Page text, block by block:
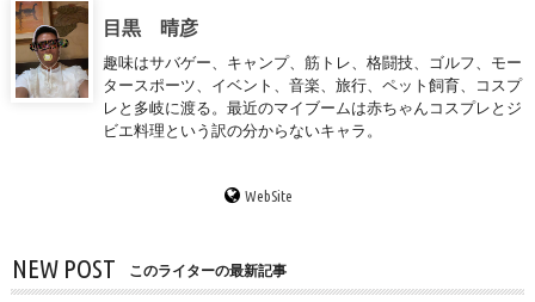
目黒 晴彦
趣味はサバゲー、キャンプ、筋トレ、格闘技、ゴルフ、モー
タースポーツ、イベント、音楽、旅行、ペット飼育、コスプ
レと多岐に渡る。最近のマイブームは赤ちゃんコスプレとジ
ビエ料理という訳の分からないキャラ。
WebSite
NEW POST このライターの最新記事